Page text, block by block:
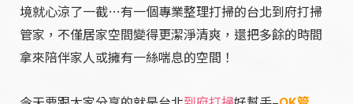
境就心涼了一截…有一個專業整理打掃的台北到府打掃
管家，不僅居家空間變得更潔淨清爽，還把多餘的時間
拿來陪伴家人或擁有一絲喘息的空間！